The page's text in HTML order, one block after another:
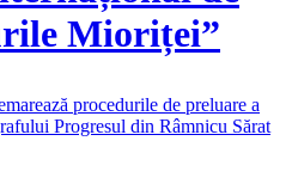
Mioriței”